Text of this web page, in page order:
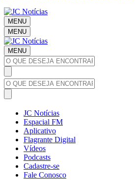
MENU
MENU
MENU
JC Notícias
Espacial FM
Aplicativo
Flagrante Digital
Vídeos
Podcasts
Cadastre-se
Fale Conosco